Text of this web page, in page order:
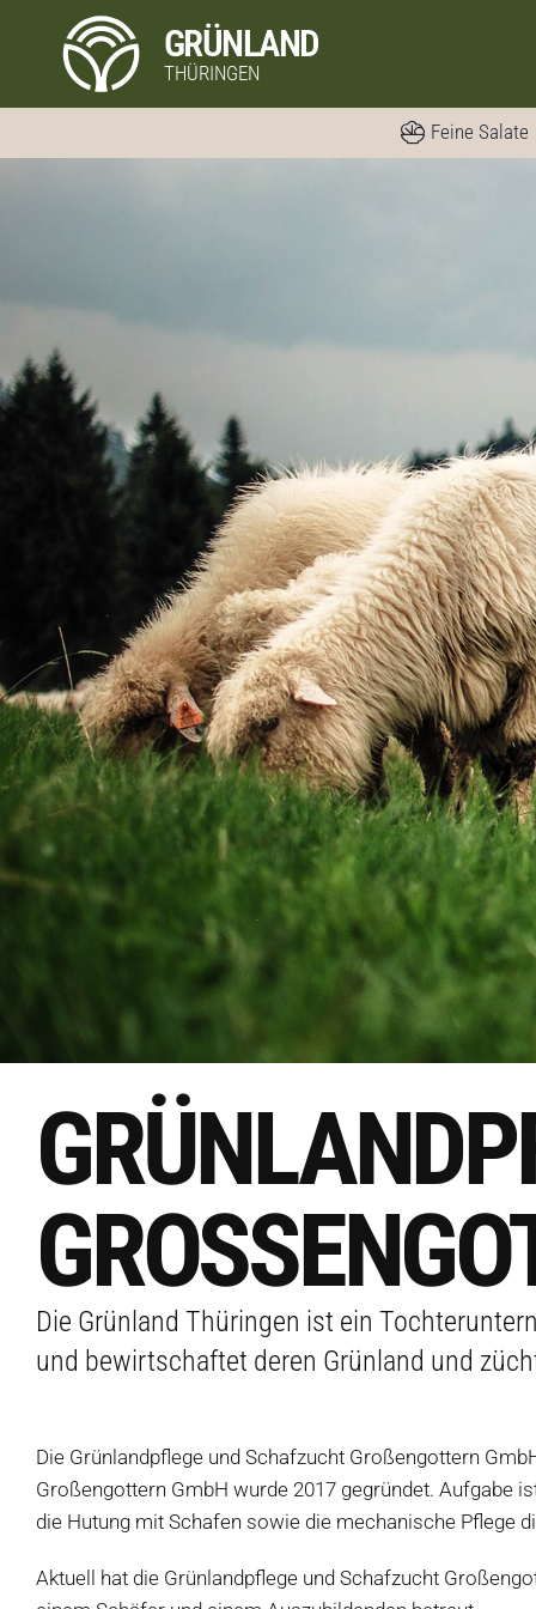
GRÜNLAND
THÜRINGEN
Feine Salate
Die Grünland Thüringen ist ein
und bewirtschaftet deren Grünland und
Die Grünlandpflege und Schafzucht Großengottern
Großengottern GmbH wurde 2017 gegründet. Aufgabe
die Hutung mit Schafen sowie die mechanische Pflege
Aktuell hat die Grünlandpflege und Schafzucht